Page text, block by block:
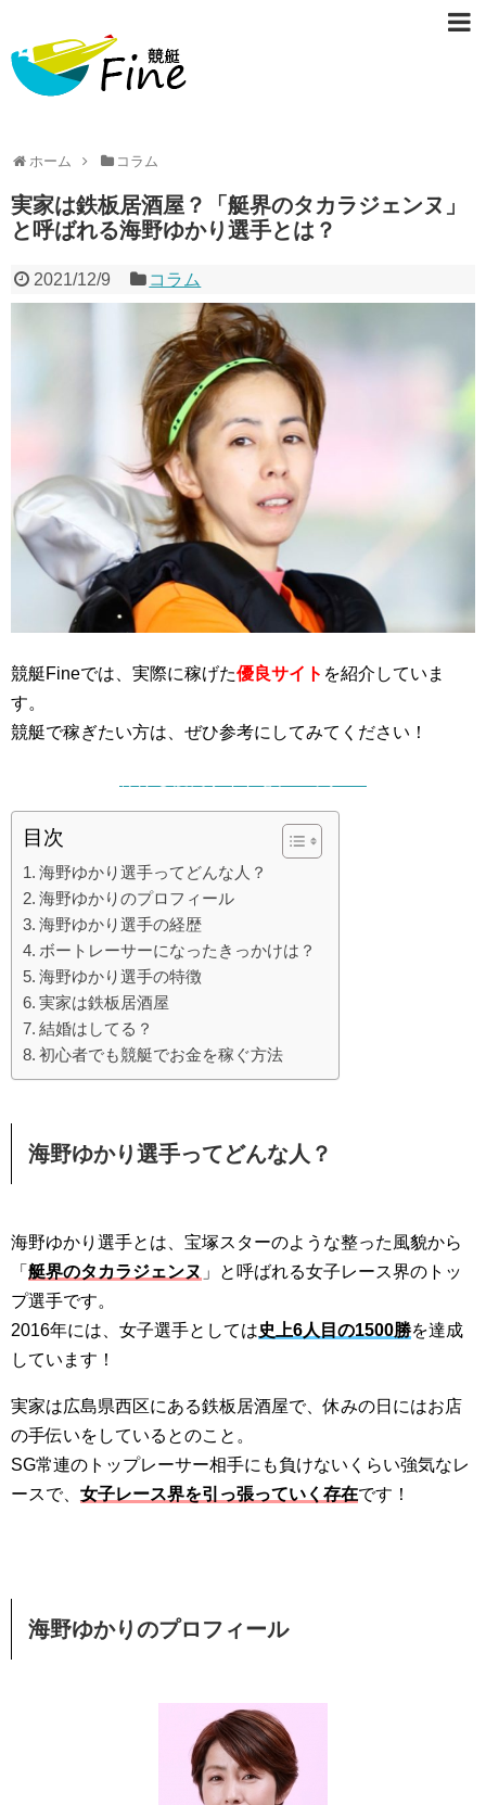
ホーム コラム
実家は鉄板居酒屋？「艇界のタカラジェンヌ」
と呼ばれる海野ゆかり選手とは？
2021/12/9 コラム
競艇Fineでは、実際に稼げた優良サイト を紹介していま
す。
競艇で稼ぎたい方は、ぜひ参考にしてみてください！
目次
海野ゆかり選手ってどんな人？
海野ゆかりのプロフィール
海野ゆかり選手の経歴
ボートレーサーになったきっかけは？
海野ゆかり選手の特徴
実家は鉄板居酒屋
結婚はしてる？
初心者でも競艇でお金を稼ぐ方法
海野ゆかり選手ってどんな人？
海野ゆかり選手とは、宝塚スターのような整った風貌から
「 艇界のタカラジェンヌ 」と呼ばれる女子レース界のトッ
プ選手です。
2016年には、女子選手としては史上6人目の1500勝を達成
しています！
実家は広島県西区にある鉄板居酒屋で、休みの日にはお店
の手伝いをしているとのこと。
SG常連のトップレーサー相手にも負けないくらい強気なレ
ースで、 女子レース界を引っ張っていく存在です！
海野ゆかりのプロフィール